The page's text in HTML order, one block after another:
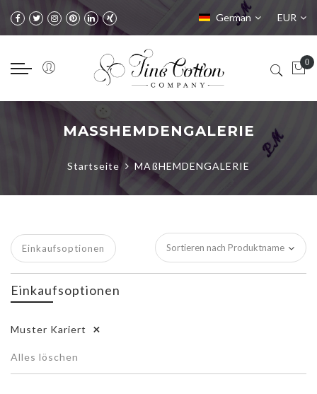
German
EUR
MASSHEMDENGALERIE
Startseite MAßHEMDENGALERIE
Einkaufsoptionen
Einkaufsoptionen
Muster Kariert
Alles löschen